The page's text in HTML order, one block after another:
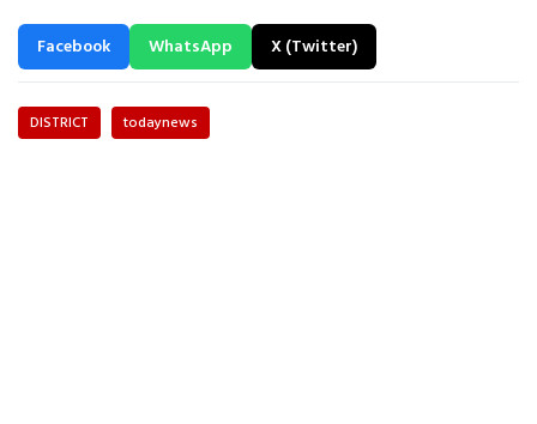
Facebook WhatsApp X (Twitter)
DISTRICT todaynews